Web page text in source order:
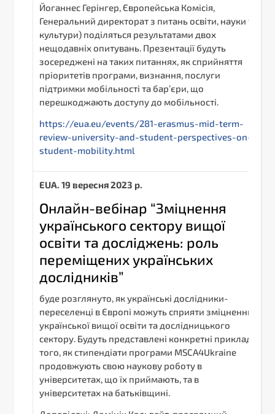
Йоганнес Герінгер, Європейська Комісія,
Генеральний директорат з питань освіти, науки та
культури) поділяться результатами двох
нещодавніх опитувань. Презентації будуть
зосереджені на таких питаннях, як сприйняття
пріоритетів програми, визнання, послуги
підтримки мобільності та бар’єри, що
перешкоджають доступу до мобільності.
https://eua.eu/events/281-erasmus-mid-term-
review-university-and-student-perspectives-on-
student-mobility.html
EUA. 19 вересня 2023 р.
Онлайн-вебінар “Зміцнення
українського сектору вищої
освіти та досліджень: роль
переміщених українських
дослідників”
буде розглянуто, як українські дослідники-
переселенці в Європі можуть сприяти зміцненню
української вищої освіти та дослідницького
сектору. Будуть представлені конкретні приклади
того, як стипендіати програми MSCA4Ukraine
продовжують свою наукову роботу в
університетах, що їх приймають, та в
університетах на батьківщині.